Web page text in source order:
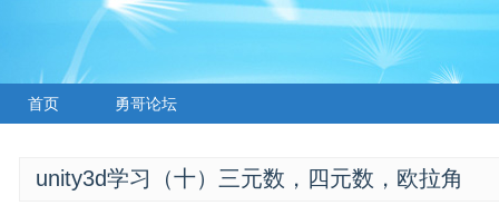
首页 勇哥论坛
unity3d学习（十）三元数，四元数，欧拉角